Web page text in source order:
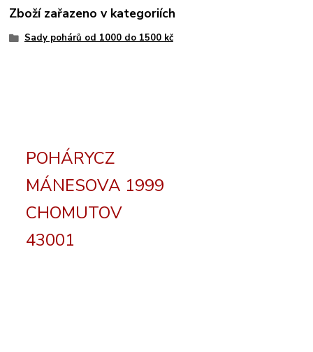
Zboží zařazeno v kategoriích
Sady pohárů od 1000 do 1500 kč
POHÁRYCZ
MÁNESOVA 1999
CHOMUTOV
43001